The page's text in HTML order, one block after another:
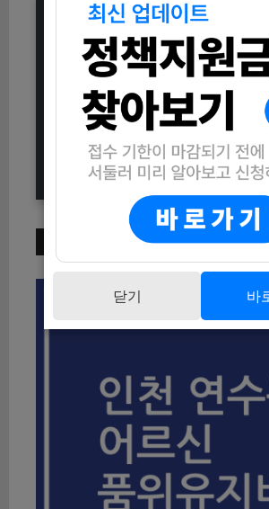
2025년 부산광역시 평생교육
신청접수 (신청방법, 자격조
함께 키우고 함께 웃는 육아
센터 (장난감 대여부터 시간
지)
이번 주 인기 글
닫기 바